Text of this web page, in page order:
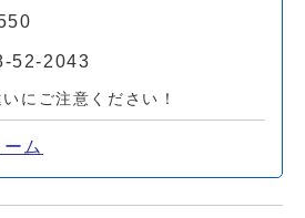
52-2043
にご注意ください！
ム